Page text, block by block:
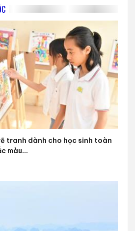
tranh dành cho học sinh toàn
màu...